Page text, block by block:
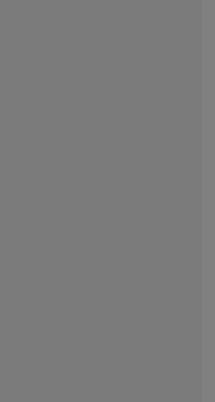
Gri, Cu Sifon Inclus